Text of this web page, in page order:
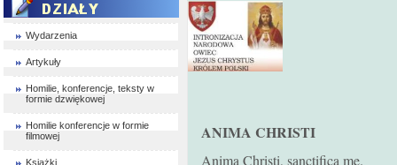
Wydarzenia
Artykuły
Homilie, konferencje, teksty w
formie dzwiękowej
Homilie konferencje w formie
filmowej
Książki
ANIMA CHRISTI
Anima Christi, sanctifica me.